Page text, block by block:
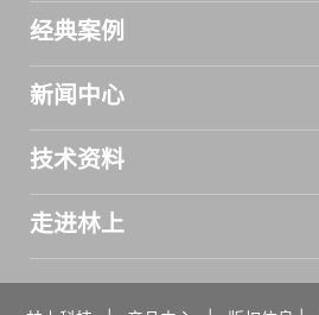
经典案例
新闻中心
技术资料
走进林上